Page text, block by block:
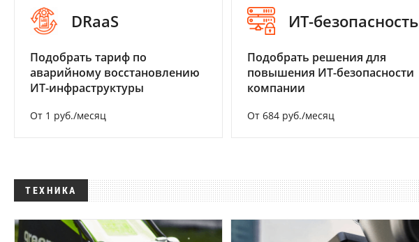
DRaaS
Подобрать тариф по
аварийному восстановлению
ИТ-инфраструктуры
От 1 руб./месяц
ИТ-безопасность
Подобрать решения для
повышения ИТ-безопасности
компании
От 684 руб./месяц
ТЕХНИКА